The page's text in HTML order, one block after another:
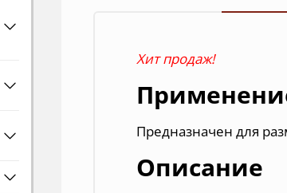
Хит продаж!
Предназначен для
Описание